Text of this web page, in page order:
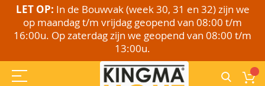
LET OP: In de Bouwvak (week 30, 31 en 32) zijn we
op maandag t/m vrijdag geopend van 08:00 t/m
16:00u. Op zaterdag zijn we geopend van 08:00 t/m
13:00u.